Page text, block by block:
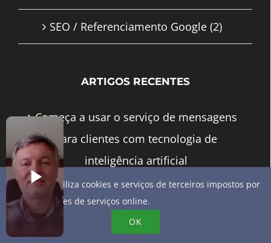
SEO / Referenciamento Google (2)
ARTIGOS RECENTES
Começa a usar o serviço de mensagens
para clientes com tecnologia de
inteligência artificial
Consultor de reputação online vs.
formação «faça você mesmo»: que
investimento para que resultado?
Este site utiliza cookies e serviços de terceiros impostos por
fornecedores de serviços online.
OK